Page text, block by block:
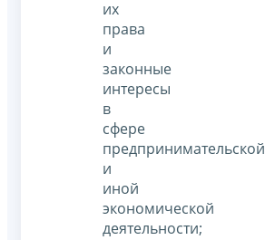
их
права
и
законные
интересы
в
сфере
предпринимательской
и
иной
экономической
деятельности;